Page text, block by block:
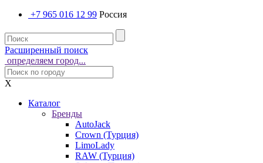
+7 965 016 12 99 Россия
Расширенный поиск
определяем город...
X
Каталог
Бренды
AutoJack
Crown (Турция)
LimoLady
RAW (Турция)